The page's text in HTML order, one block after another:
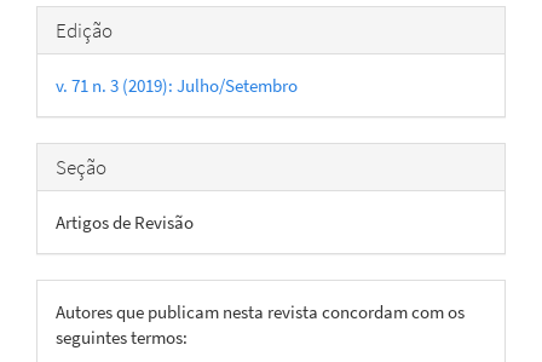
Detalhes
do
artigo
Edição
v. 71 n. 3 (2019): Julho/Setembro
Seção
Artigos de Revisão
Autores que publicam nesta revista concordam com os
seguintes termos: